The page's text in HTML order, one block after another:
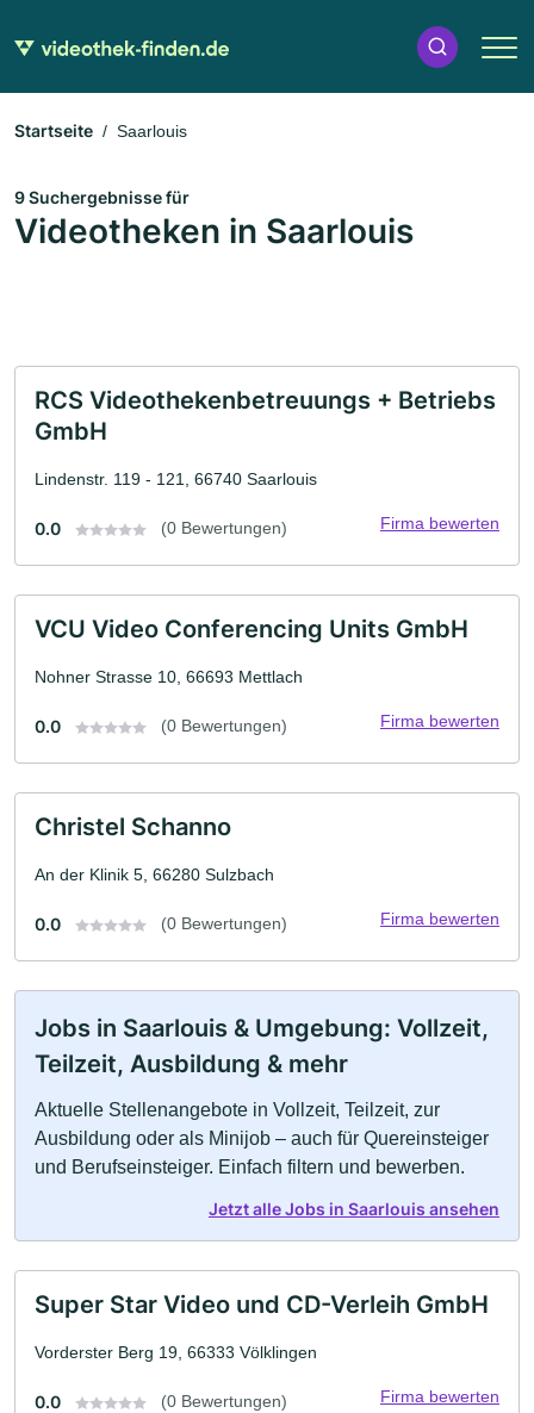
Startseite Saarlouis
9 Suchergebnisse für
Videotheken in Saarlouis
RCS Videothekenbetreuungs + Betriebs
GmbH
Lindenstr. 119 - 121, 66740 Saarlouis
0.0 (0 Bewertungen) Firma bewerten
VCU Video Conferencing Units GmbH
Nohner Strasse 10, 66693 Mettlach
0.0 (0 Bewertungen) Firma bewerten
Christel Schanno
An der Klinik 5, 66280 Sulzbach
0.0 (0 Bewertungen) Firma bewerten
Jobs in Saarlouis & Umgebung: Vollzeit,
Teilzeit, Ausbildung & mehr
Aktuelle Stellenangebote in Vollzeit, Teilzeit, zur
Ausbildung oder als Minijob – auch für Quereinsteiger
und Berufseinsteiger. Einfach filtern und bewerben.
Jetzt alle Jobs in Saarlouis ansehen
Super Star Video und CD-Verleih GmbH
Vorderster Berg 19, 66333 Völklingen
0.0 (0 Bewertungen) Firma bewerten